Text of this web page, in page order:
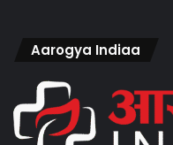
Aarogya Indiaa